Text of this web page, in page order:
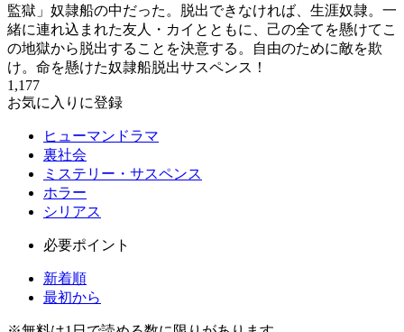
監獄」奴隷船の中だった。脱出できなければ、生涯奴隷。一
緒に連れ込まれた友人・カイとともに、己の全てを懸けてこ
の地獄から脱出することを決意する。自由のために敵を欺
け。命を懸けた奴隷船脱出サスペンス！
1,177
お気に入りに登録
ヒューマンドラマ
裏社会
ミステリー・サスペンス
ホラー
シリアス
必要ポイント
新着順
最初から